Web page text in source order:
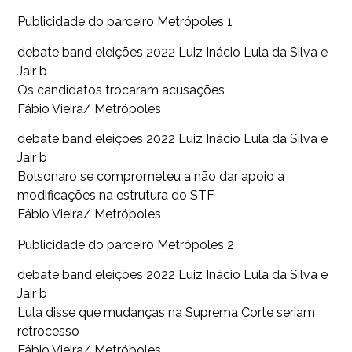
Publicidade do parceiro Metrópoles 1
debate band eleições 2022 Luiz Inácio Lula da Silva e
Jair b
Os candidatos trocaram acusações
Fábio Vieira/ Metrópoles
debate band eleições 2022 Luiz Inácio Lula da Silva e
Jair b
Bolsonaro se comprometeu a não dar apoio a
modificações na estrutura do STF
Fábio Vieira/ Metrópoles
Publicidade do parceiro Metrópoles 2
debate band eleições 2022 Luiz Inácio Lula da Silva e
Jair b
Lula disse que mudanças na Suprema Corte seriam
retrocesso